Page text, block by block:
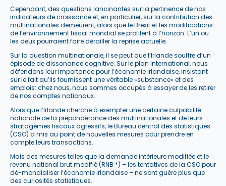
Cependant, des questions lancinantes sur la pertinence de nos
indicateurs de croissance et, en particulier, sur la contribution des
multinationales demeurent, alors que le Brexit et les modifications
de l’environnement fiscal mondial se profilent à l’horizon. L’un ou
les deux pourraient faire dérailler la reprise actuelle.
Sur la question multinationale, il se peut que l’Irlande souffre d’un
épisode de dissonance cognitive. Sur le plan international, nous
défendons leur importance pour l’économie irlandaise, insistant
sur le fait qu’ils fournissent une véritable «substance» et des
emplois: chez nous, nous sommes occupés à essayer de les retirer
de nos comptes nationaux.
Alors que l’Irlande cherche à exempter une certaine culpabilité
nationale de la prépondérance des multinationales et de leurs
stratagèmes fiscaux agressifs, le Bureau central des statistiques
(CSO) a mis au point de nouvelles mesures pour prendre en
compte leurs transactions.
Mais des mesures telles que la demande intérieure modifiée et le
revenu national brut modifié (RNB *) – les tentatives de la CSO pour
dé-mondialiser l’économie irlandaise – ne sont guère plus que
des curiosités statistiques.